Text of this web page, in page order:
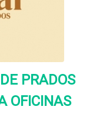
PRADOS
OFICINAS